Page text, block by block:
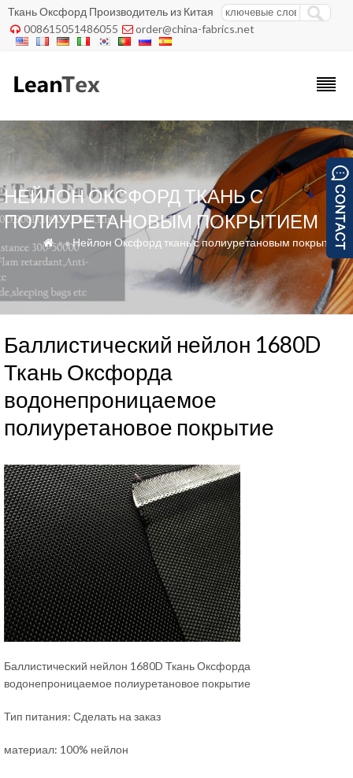
Ткань Оксфорд Производитель из Китая
 008615051486055  order@china-fabrics.net
НЕЙЛОН ОКСФОРД ТКАНЬ С
ПОЛИУРЕТАНОВЫМ ПОКРЫТИЕМ
 »»Нейлон Оксфорд ткань с полиуретановым покрытием
Баллистический нейлон 1680D
Ткань Оксфорда
водонепроницаемое
полиуретановое покрытие
Баллистический нейлон 1680D Ткань Оксфорда
водонепроницаемое полиуретановое покрытие
Тип питания: Сделать на заказ
материал: 100% нейлон